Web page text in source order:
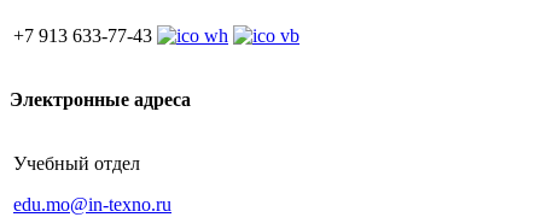
+7 913 633-77-43
Электронные адреса
Учебный отдел
edu.mo@in-texno.ru